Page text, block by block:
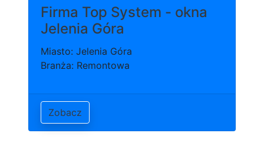
Firma Top System - okna
Jelenia Góra
Miasto: Jelenia Góra
Branża: Remontowa
Zobacz